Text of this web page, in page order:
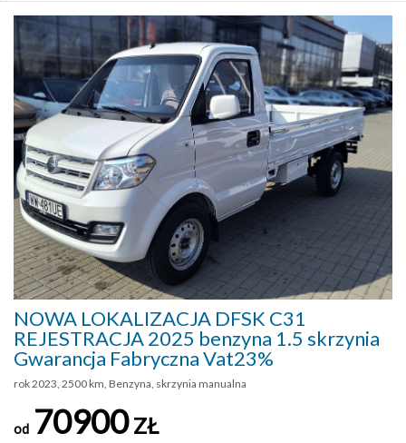
NOWA LOKALIZACJA DFSK C31
REJESTRACJA 2025 benzyna 1.5 skrzynia
Gwarancja Fabryczna Vat23%
rok 2023, 2500 km, Benzyna, skrzynia manualna
od 70900ZŁ